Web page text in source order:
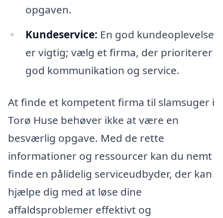
opgaven.
Kundeservice: En god kundeoplevelse
er vigtig; vælg et firma, der prioriterer
god kommunikation og service.
At finde et kompetent firma til slamsuger i
Torø Huse behøver ikke at være en
besværlig opgave. Med de rette
informationer og ressourcer kan du nemt
finde en pålidelig serviceudbyder, der kan
hjælpe dig med at løse dine
affaldsproblemer effektivt og